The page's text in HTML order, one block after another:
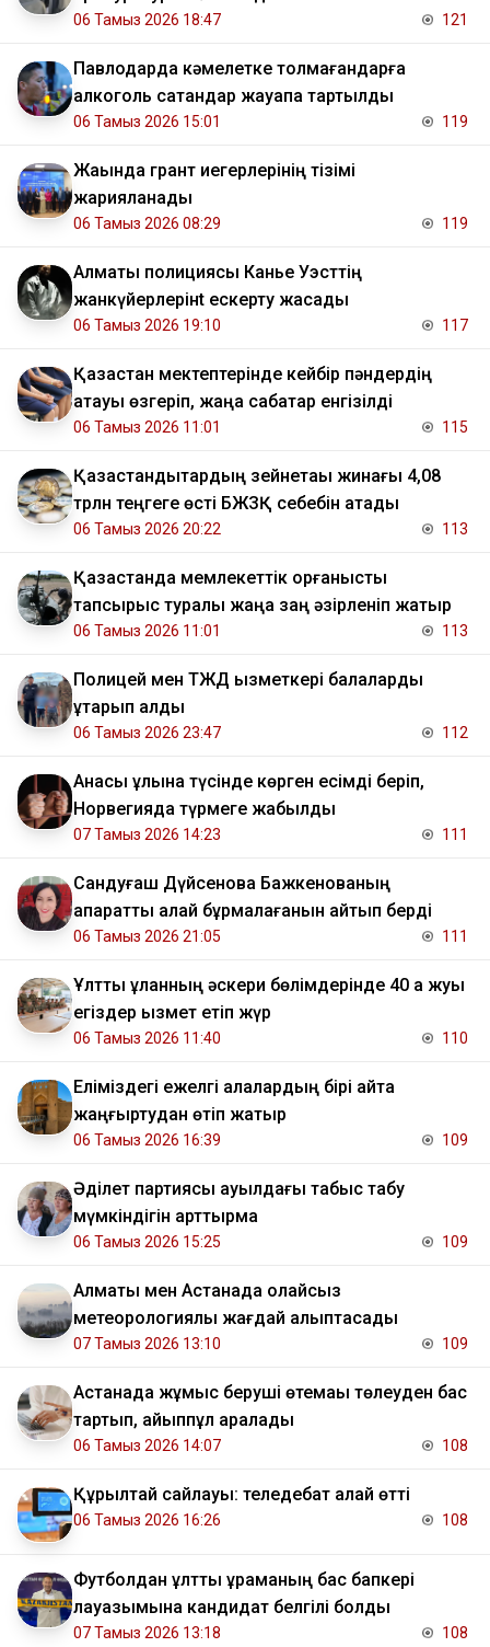
06 Тамыз 2026 18:47 121
Павлодарда кәмелетке толмағандарға
алкоголь сатқандар жауапқа тартылды
06 Тамыз 2026 15:01 119
Жақында грант иегерлерінің тізімі
жарияланады
06 Тамыз 2026 08:29 119
Алматы полициясы Канье Уэсттің
жанкүйерлерінt ескерту жасады
06 Тамыз 2026 19:10 117
Қазақстан мектептерінде кейбір пәндердің
атауы өзгеріп, жаңа сабақтар енгізілді
06 Тамыз 2026 11:01 115
Қазақстандықтардың зейнетақы жинағы 4,08
трлн теңгеге өсті БЖЗҚ себебін атады
06 Тамыз 2026 20:22 113
Қазақстанда мемлекеттік қорғаныстық
тапсырыс туралы жаңа заң әзірленіп жатыр
06 Тамыз 2026 11:01 113
Полицей мен ТЖД қызметкері балаларды
құтқарып қалды
06 Тамыз 2026 23:47 112
Анасы ұлына түсінде көрген есімді беріп,
Норвегияда түрмеге жабылды
07 Тамыз 2026 14:23 111
Сандуғаш Дүйсенова Бажкенованың
ақпаратты қалай бұрмалағанын айтып берді
06 Тамыз 2026 21:05 111
Ұлттық ұланның әскери бөлімдерінде 40 қа жуық
егіздер қызмет етіп жүр
06 Тамыз 2026 11:40 110
Еліміздегі ежелгі қалалардың бірі қайта
жаңғыртудан өтіп жатыр
06 Тамыз 2026 16:39 109
Әділет партиясы ауылдағы табыс табу
мүмкіндігін арттырмақ
06 Тамыз 2026 15:25 109
Алматы мен Астанада қолайсыз
метеорологиялық жағдай қалыптасады
07 Тамыз 2026 13:10 109
Астанада жұмыс беруші өтемақы төлеуден бас
тартып, айыппұл арқалады
06 Тамыз 2026 14:07 108
Құрылтай сайлауы: теледебат қалай өтті
06 Тамыз 2026 16:26 108
Футболдан ұлттық құраманың бас бапкері
лауазымына кандидат белгілі болды
07 Тамыз 2026 13:18 108